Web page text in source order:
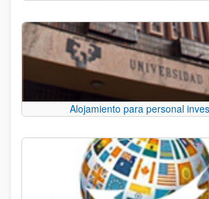
Alojamiento para personal